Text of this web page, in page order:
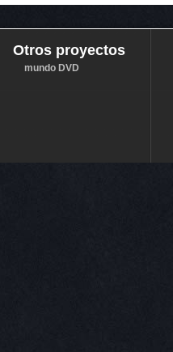
Otros proyectos
mundo DVD